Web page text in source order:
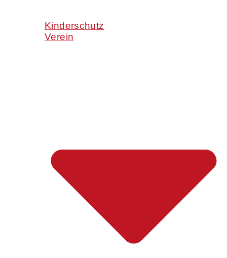
Kinderschutz
Verein